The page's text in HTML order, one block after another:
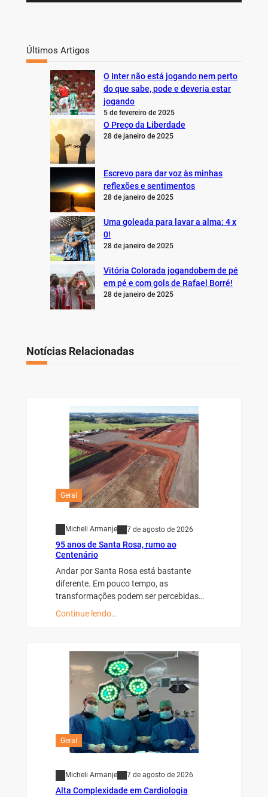
Últimos Artigos
O Inter não está jogando nem perto
do que sabe, pode e deveria estar
jogando
5 de fevereiro de 2025
O Preço da Liberdade
28 de janeiro de 2025
Escrevo para dar voz às minhas
reflexões e sentimentos
28 de janeiro de 2025
Uma goleada para lavar a alma: 4 x
0!
28 de janeiro de 2025
Vitória Colorada jogandobem de pé
em pé e com gols de Rafael Borré!
28 de janeiro de 2025
Notícias Relacionadas
Geral
Micheli Armanje 7 de agosto de 2026
95 anos de Santa Rosa, rumo ao
Centenário
Andar por Santa Rosa está bastante
diferente. Em pouco tempo, as
transformações podem ser percebidas…
Continue lendo…
Geral
Micheli Armanje 7 de agosto de 2026
Alta Complexidade em Cardiologia